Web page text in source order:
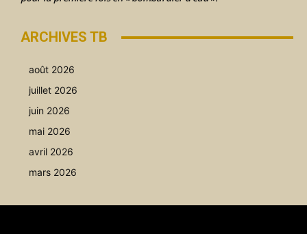
ARCHIVES TB
août 2026
juillet 2026
juin 2026
mai 2026
avril 2026
mars 2026